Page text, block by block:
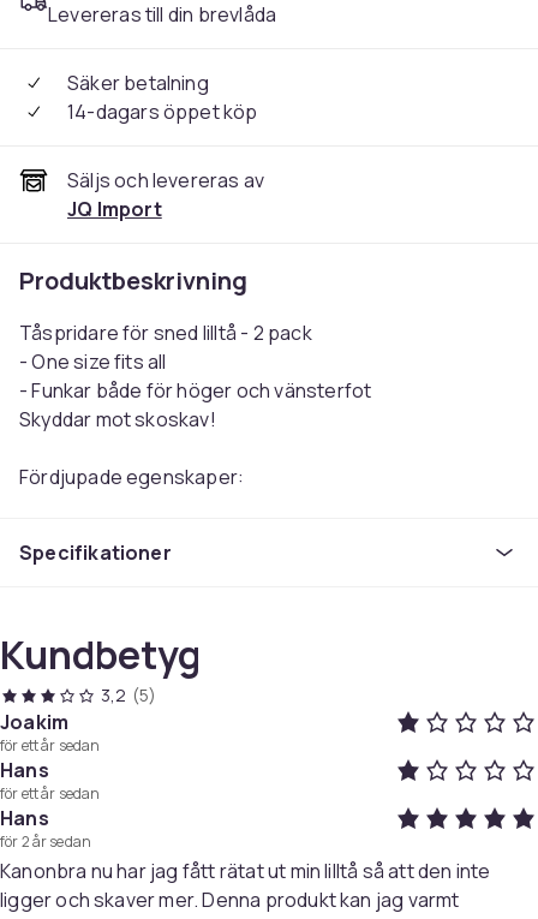
Levereras till din brevlåda
Säker betalning
14-dagars öppet köp
Säljs och levereras av
JQ Import
Produktbeskrivning
Tåspridare för sned lilltå - 2 pack
- One size fits all
- Funkar både för höger och vänsterfot
Skyddar mot skoskav!
Fördjupade egenskaper:
som lider av en lilltå som blivit sned och pekar innåt.
- Passar perfekt i en sko och skyddar sidan av foten
- Hindrar överlappande tår och att tårna skaver mot
varandra. Kan även användas för att separera de övriga
mindre tårna.
- Går att använda både på höger och vänster fot.
- Storlek: One size
- Förpackningen innehåller: 2 sttåspridare
Specifikationer
Kundbetyg
3,2 (5)
Joakim
för ett år sedan
Hans
för ett år sedan
Hans
för 2 år sedan
Kanonbra nu har jag fått rätat ut min lilltå så att den inte
ligger och skaver mer. Denna produkt kan jag varmt